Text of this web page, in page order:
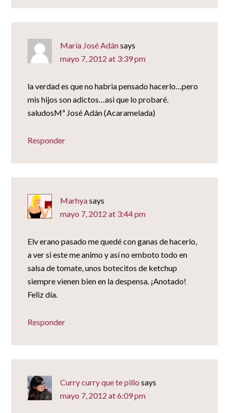
María José Adánsays
mayo 7, 2012 at 3:39 pm
la verdad es que no habria pensado hacerlo…pero
mis hijos son adictos…asi que lo probaré.
saludosMª José Adán (Acaramelada)
Responder
Marhyasays
mayo 7, 2012 at 3:44 pm
Elv erano pasado me quedé con ganas de hacerlo,
a ver si este me animo y así no emboto todo en
salsa de tomate, unos botecitos de ketchup
siempre vienen bien en la despensa. ¡Anotado!
Feliz día.
Responder
Curry curry que te pillo says
mayo 7, 2012 at 6:09 pm